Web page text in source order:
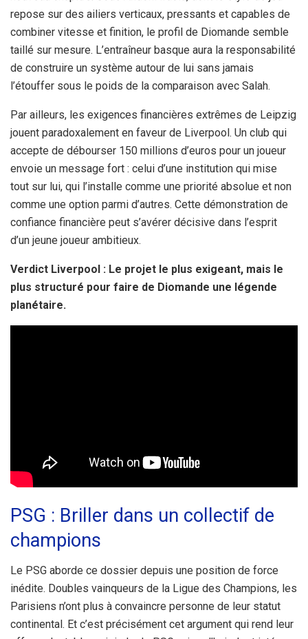
repose sur des ailiers verticaux, pressants et capables de
combiner vitesse et finition, le profil de Diomande semble
taillé sur mesure. L’entraîneur basque aura la responsabilité
de construire un système autour de lui sans jamais
l’étouffer sous le poids de la comparaison avec Salah.
Par ailleurs, les exigences financières extrêmes de Leipzig
jouent paradoxalement en faveur de Liverpool. Un club qui
accepte de débourser 150 millions d’euros pour un joueur
envoie un message fort : celui d’une institution qui mise
tout sur lui, qui l’installe comme une priorité absolue et non
comme une option parmi d’autres. Cette démonstration de
confiance financière peut s’avérer décisive dans l’esprit
d’un jeune joueur ambitieux.
Verdict Liverpool : Le projet le plus exigeant, mais le
plus structuré pour faire de Diomande une légende
planétaire.
PSG : Briller dans un collectif de
champions
Le PSG aborde ce dossier depuis une position de force
inédite. Doubles vainqueurs de la Ligue des Champions, les
Parisiens n’ont plus à convaincre personne de leur statut
continental. Et c’est précisément cet argument qui rend leur